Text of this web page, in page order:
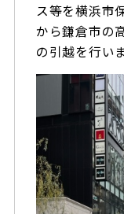
ス等を横浜市
から鎌倉市の
の引越を行い